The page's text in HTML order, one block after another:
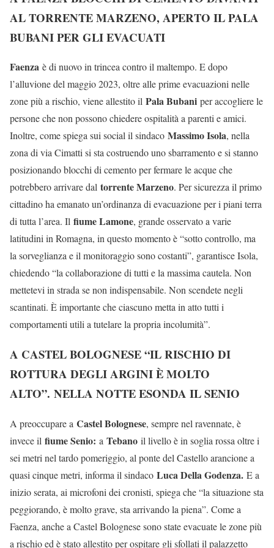
AL TORRENTE MARZENO, APERTO IL PALA
BUBANI PER GLI EVACUATI
Faenza è di nuovo in trincea contro il maltempo. E dopo
l’alluvione del maggio 2023, oltre alle prime evacuazioni nelle
zone più a rischio, viene allestito il Pala Bubani per accogliere le
persone che non possono chiedere ospitalità a parenti e amici.
Inoltre, come spiega sui social il sindaco Massimo Isola, nella
zona di via Cimatti si sta costruendo uno sbarramento e si stanno
posizionando blocchi di cemento per fermare le acque che
potrebbero arrivare dal torrente Marzeno. Per sicurezza il primo
cittadino ha emanato un’ordinanza di evacuazione per i piani terra
di tutta l’area. Il fiume Lamone, grande osservato a varie
latitudini in Romagna, in questo momento è “sotto controllo, ma
la sorveglianza e il monitoraggio sono costanti”, garantisce Isola,
chiedendo “la collaborazione di tutti e la massima cautela. Non
mettetevi in strada se non indispensabile. Non scendete negli
scantinati. È importante che ciascuno metta in atto tutti i
comportamenti utili a tutelare la propria incolumità”.
A CASTEL BOLOGNESE “IL RISCHIO DI
ROTTURA DEGLI ARGINI È MOLTO
ALTO”. NELLA NOTTE ESONDA IL SENIO
A preoccupare a Castel Bolognese, sempre nel ravennate, è
invece il fiume Senio: a Tebano il livello è in soglia rossa oltre i
sei metri nel tardo pomeriggio, al ponte del Castello arancione a
quasi cinque metri, informa il sindaco Luca Della Godenza. E a
inizio serata, ai microfoni dei cronisti, spiega che “la situazione sta
peggiorando, è molto grave, sta arrivando la piena”. Come a
Faenza, anche a Castel Bolognese sono state evacuate le zone più
a rischio ed è stato allestito per ospitare gli sfollati il palazzetto